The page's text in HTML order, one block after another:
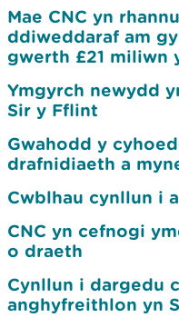
Mae CNC yn
ddiweddaraf am
gwerth £21 miliwn
Ymgyrch newydd
Sir y Fflint
Gwahodd y
drafnidiaeth a
Cwblhau cynllun i
CNC yn cefnogi
o draeth
Cynllun i dargedu
anghyfreithlon yn